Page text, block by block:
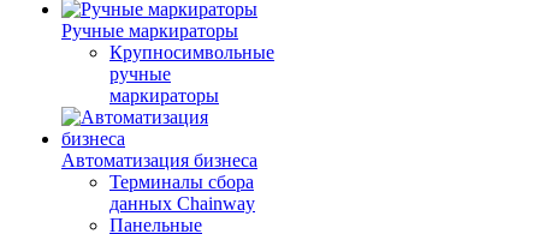
Ручные маркираторы
Крупносимвольные
ручные
маркираторы
Автоматизация бизнеса
Терминалы сбора
данных Chainway
Панельные